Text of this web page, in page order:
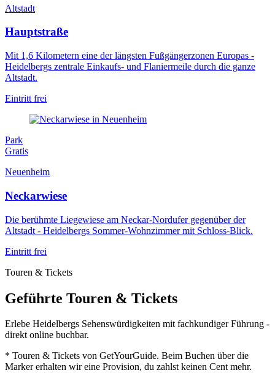
Altstadt
Hauptstraße
Mit 1,6 Kilometern eine der längsten Fußgängerzonen Europas -
Heidelbergs zentrale Einkaufs- und Flaniermeile durch die ganze
Altstadt.
Eintritt frei
Park
Gratis
Neuenheim
Neckarwiese
Die berühmte Liegewiese am Neckar-Nordufer gegenüber der
Altstadt - Heidelbergs Sommer-Wohnzimmer mit Schloss-Blick.
Eintritt frei
Touren & Tickets
Geführte Touren & Tickets
Erlebe Heidelbergs Sehenswürdigkeiten mit fachkundiger Führung -
direkt online buchbar.
* Touren & Tickets von GetYourGuide. Beim Buchen über die
Marker erhalten wir eine Provision, du zahlst keinen Cent mehr.